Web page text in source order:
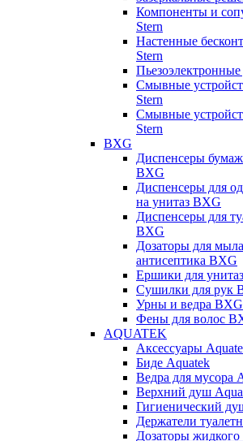
Компоненты и
Stern
Настенные
Stern
Смывные
Stern
Смывные
Stern
BXG
Диспенсеры
BXG
Диспенсеры для
на унитаз BXG
Диспенсеры для
BXG
Дозаторы для
антисептика BXG
Ершики для
Сушилки для рук
Урны и ведра BXG
Фены для волос
AQUATEK
Аксессуары
Биде Aquatek
Ведра для мусора
Верхний душ
Гигиенический
Держатели
Дозаторы